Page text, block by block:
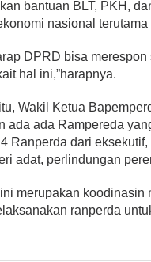
bantuan BLT, PKH,
nasional terutama
DPRD bisa
hal ini,”harapnya.
Wakil Ketua
ada ada Rampereda
Ranperda dari
adat, perlindungan
merupakan
ranperda